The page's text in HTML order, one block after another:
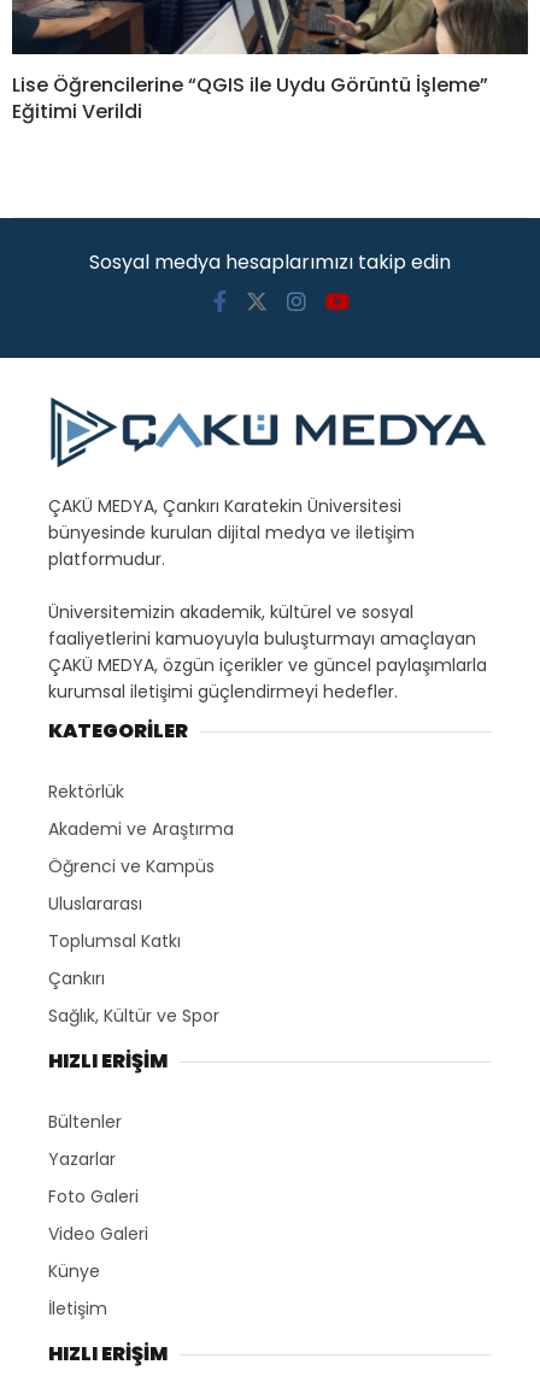
Lise Öğrencilerine “QGIS ile Uydu Görüntü İşleme”
Eğitimi Verildi
Sosyal medya hesaplarımızı takip edin
ÇAKÜ MEDYA, Çankırı Karatekin Üniversitesi
bünyesinde kurulan dijital medya ve iletişim
platformudur.
Üniversitemizin akademik, kültürel ve sosyal
faaliyetlerini kamuoyuyla buluşturmayı amaçlayan
ÇAKÜ MEDYA, özgün içerikler ve güncel paylaşımlarla
kurumsal iletişimi güçlendirmeyi hedefler.
KATEGORİLER
Rektörlük
Akademi ve Araştırma
Öğrenci ve Kampüs
Uluslararası
Toplumsal Katkı
Çankırı
Sağlık, Kültür ve Spor
HIZLI ERİŞİM
Bültenler
Yazarlar
Foto Galeri
Video Galeri
Künye
İletişim
HIZLI ERİŞİM